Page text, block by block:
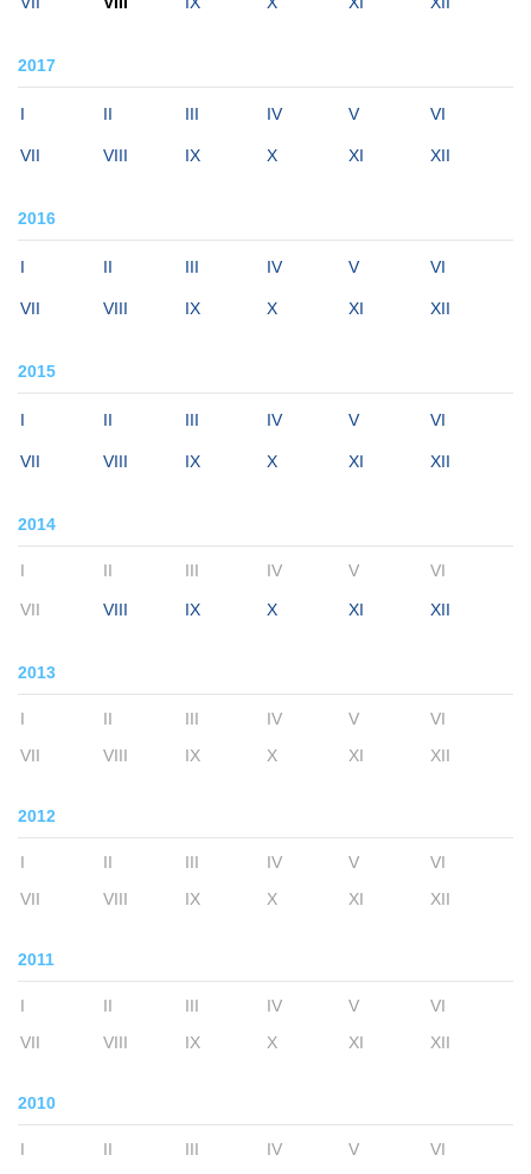
2017
I II III IV V VI
VII VIII IX X XI XII
2016
I II III IV V VI
VII VIII IX X XI XII
2015
I II III IV V VI
VII VIII IX X XI XII
2014
I II III IV V VI
VII VIII IX X XI XII
2013
I II III IV V
VI
VII
VIII IX X XI XII
2012
I II III IV V
VI
VII
VIII IX X XI XII
2011
I II III IV V
VI
VII
VIII IX X XI XII
2010
I II III IV V
VI